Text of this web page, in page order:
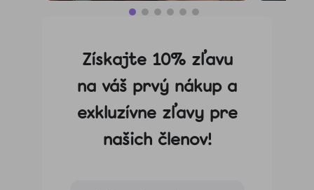
Získajte 10% zľavu
na váš prvý nákup a
exkluzívne zľavy pre
našich členov!